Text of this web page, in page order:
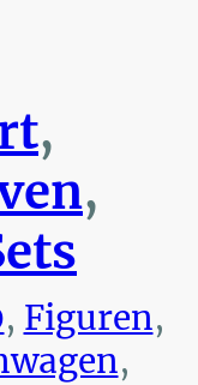
,
,
, Figuren,
,